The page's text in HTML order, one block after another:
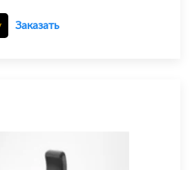
Заказать